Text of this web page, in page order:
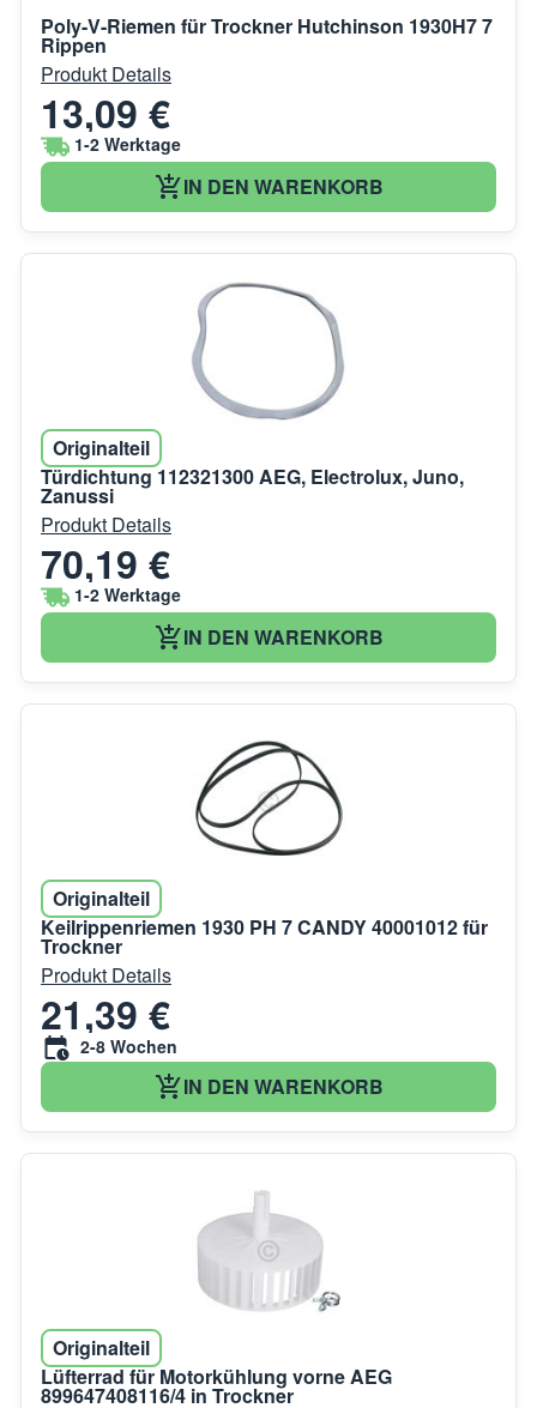
Poly-V-Riemen für Trockner Hutchinson 1930H7 7
Rippen
Produkt Details
13,09 €
1-2 Werktage
IN DEN WARENKORB
Originalteil
Türdichtung 112321300 AEG, Electrolux, Juno,
Zanussi
Produkt Details
70,19 €
1-2 Werktage
IN DEN WARENKORB
Originalteil
Keilrippenriemen 1930 PH 7 CANDY 40001012 für
Trockner
Produkt Details
21,39 €
2-8 Wochen
IN DEN WARENKORB
Originalteil
Lüfterrad für Motorkühlung vorne AEG
899647408116/4 in Trockner